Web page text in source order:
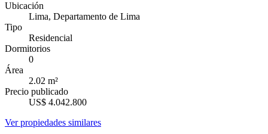
Ubicación
Lima, Departamento de Lima
Tipo
Residencial
Dormitorios
0
Área
2.02 m²
Precio publicado
US$ 4.042.800
Ver propiedades similares